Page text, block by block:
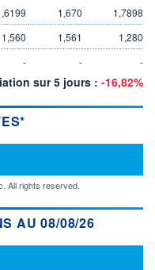
1,670
1,7898
1,560 1,561
1,280
- - -
sur 5 jours : -16,82%
All rights reserved.
AU 08/08/26